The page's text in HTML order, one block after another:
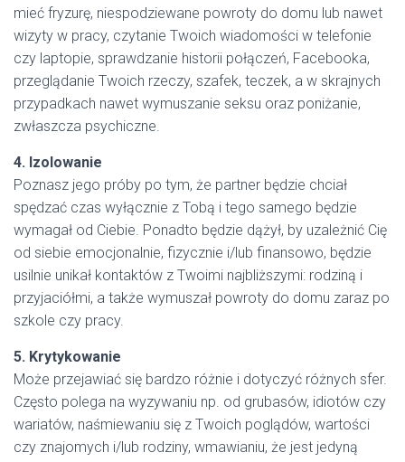
mieć fryzurę, niespodziewane powroty do domu lub nawet
wizyty w pracy, czytanie Twoich wiadomości w telefonie
czy laptopie, sprawdzanie historii połączeń, Facebooka,
przeglądanie Twoich rzeczy, szafek, teczek, a w skrajnych
przypadkach nawet wymuszanie seksu oraz poniżanie,
zwłaszcza psychiczne.
4. Izolowanie
Poznasz jego próby po tym, że partner będzie chciał
spędzać czas wyłącznie z Tobą i tego samego będzie
wymagał od Ciebie. Ponadto będzie dążył, by uzależnić Cię
od siebie emocjonalnie, fizycznie i/lub finansowo, będzie
usilnie unikał kontaktów z Twoimi najbliższymi: rodziną i
przyjaciółmi, a także wymuszał powroty do domu zaraz po
szkole czy pracy.
5. Krytykowanie
Może przejawiać się bardzo różnie i dotyczyć różnych sfer.
Często polega na wyzywaniu np. od grubasów, idiotów czy
wariatów, naśmiewaniu się z Twoich poglądów, wartości
czy znajomych i/lub rodziny, wmawianiu, że jest jedyną